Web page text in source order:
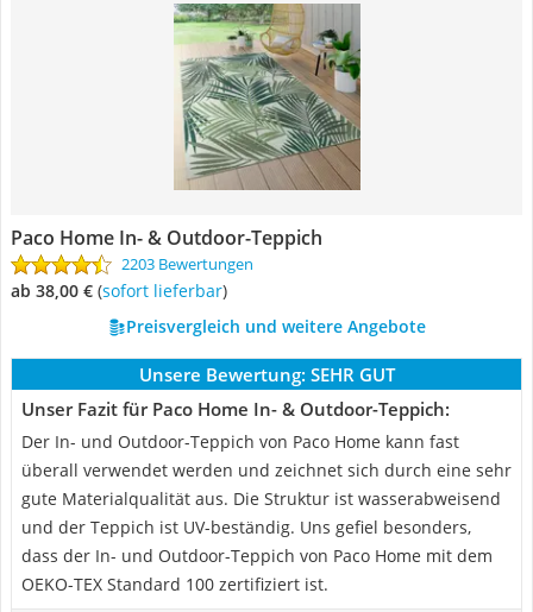
Paco Home In- & Outdoor-Teppich
2203 Bewertungen
ab 38,00 € ( Sofort lieferbar)
Preisvergleich und weitere Angebote
Unsere Bewertung: SEHR GUT
Unser Fazit für Paco Home In- & Outdoor-Teppich:
Der In- und Outdoor-Teppich von Paco Home kann fast
überall verwendet werden und zeichnet sich durch eine sehr
gute Materialqualität aus. Die Struktur ist wasserabweisend
und der Teppich ist UV-beständig. Uns gefiel besonders,
dass der In- und Outdoor-Teppich von Paco Home mit dem
OEKO-TEX Standard 100 zertifiziert ist.